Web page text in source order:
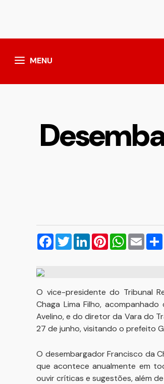
MENU
Facebook
TwitterLinkedInPinterestWhatsApp
Email
O vice-presidente do Tribunal
Chaga Lima Filho,
Avelino, e do diretor da Vara do
27 de junho, visitando o prefeito
O desembargador Francisco da
que acontece anualmente em
ouvir críticas e sugestões, além